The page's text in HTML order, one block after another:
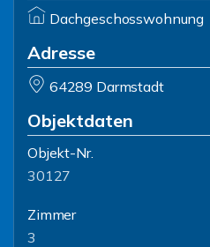
Dachgeschosswohnung
Adresse
64289 Darmstadt
Objektdaten
Objekt-Nr.
30127
Zimmer
3